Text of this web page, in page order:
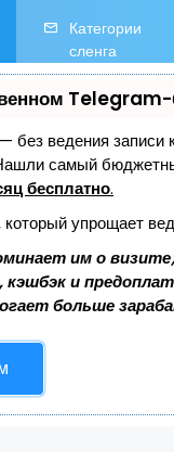
Категории
сленга
без ведения
самый
бесплатно.
упрощает
им о
кэшбэк и
больше